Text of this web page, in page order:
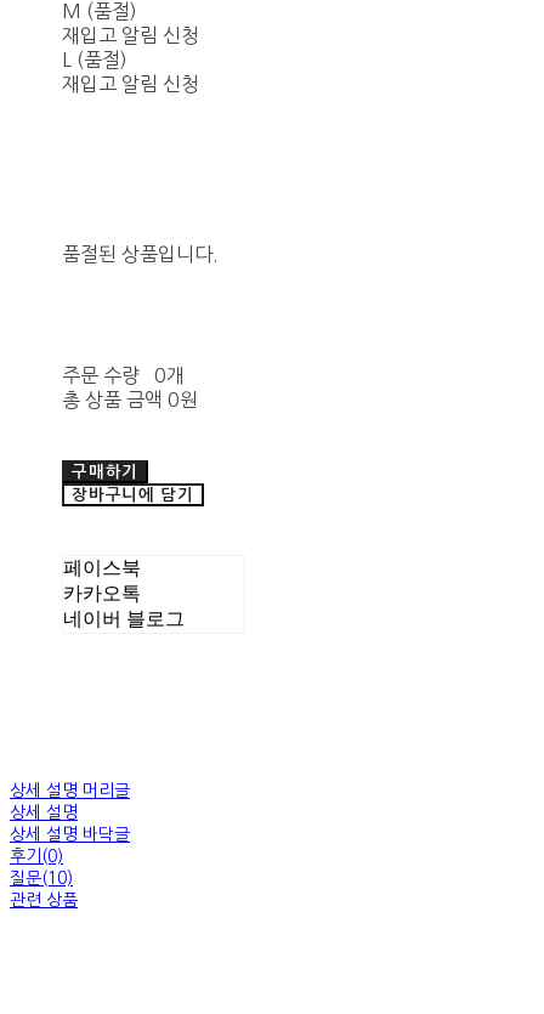
M (품절)
재입고 알림 신청
L (품절)
재입고 알림 신청
품절된 상품입니다.
주문 수량
0개
총 상품 금액 0원
구매하기
장바구니에 담기
페이스북
카카오톡
네이버 블로그
상세 설명 머리글
상세 설명
상세 설명 바닥글
후기(0)
질문(10)
관련 상품